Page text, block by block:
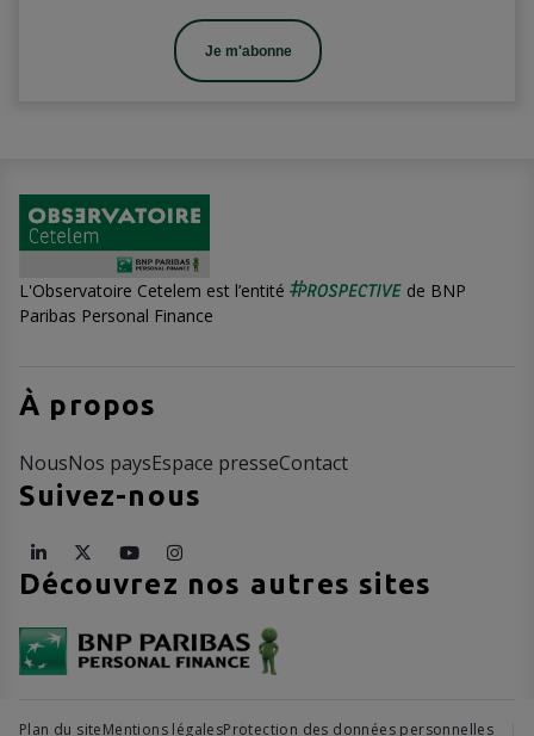
Je m'abonne
L'Observatoire Cetelem est l’entité
de BNP
Paribas Personal Finance
À propos
NousNos paysEspace presseContact
Suivez-nous
Découvrez nos autres sites
Plan du siteMentions légalesProtection des données personnelles